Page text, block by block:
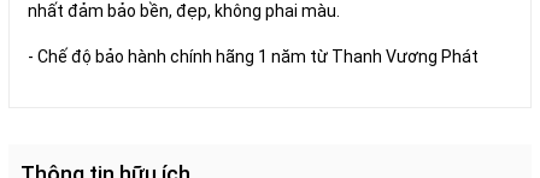
nhất đảm bảo bền, đẹp, không phai màu.
- Chế độ bảo hành chính hãng 1 năm từ Thanh Vương Phát